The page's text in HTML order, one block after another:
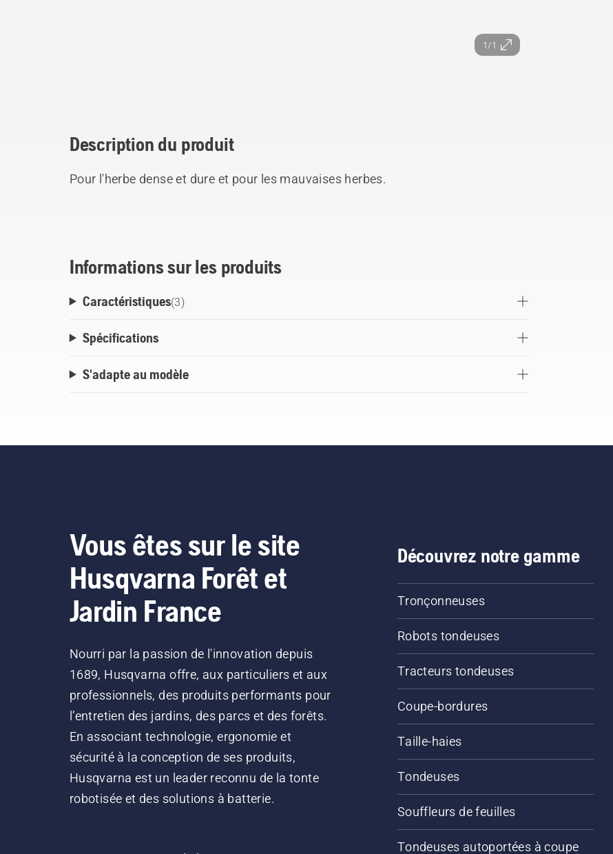
1/1
Description du produit
Pour l'herbe dense et dure et pour les mauvaises herbes.
Informations sur les produits
Caractéristiques(3)
Spécifications
S'adapte au modèle
Vous êtes sur le site
Husqvarna Forêt et
Jardin France
Nourri par la passion de l'innovation depuis
1689, Husqvarna offre, aux particuliers et aux
professionnels, des produits performants pour
l’entretien des jardins, des parcs et des forêts.
En associant technologie, ergonomie et
sécurité à la conception de ses produits,
Husqvarna est un leader reconnu de la tonte
robotisée et des solutions à batterie.
Découvrez notre gamme
Tronçonneuses
Robots tondeuses
Tracteurs tondeuses
Coupe-bordures
Taille-haies
Tondeuses
Souffleurs de feuilles
Tondeuses autoportées à coupe